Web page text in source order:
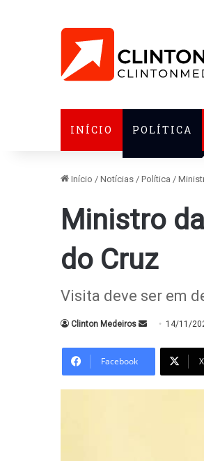
INÍCIO POLÍTICA
Início / Notícias / Política /
Ministro
do Cruz
Visita deve ser em
Clinton Medeiros
Mande
mail
14/11/
Facebook X